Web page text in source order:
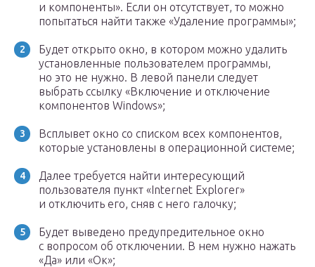
и компоненты». Если он отсутствует, то можно
попытаться найти также «Удаление программы»;
Будет открыто окно, в котором можно удалить
установленные пользователем программы,
но это не нужно. В левой панели следует
выбрать ссылку «Включение и отключение
компонентов Windows»;
Всплывет окно со списком всех компонентов,
которые установлены в операционной системе;
Далее требуется найти интересующий
пользователя пункт «Internet Explorer»
и отключить его, сняв с него галочку;
Будет выведено предупредительное окно
с вопросом об отключении. В нем нужно нажать
«Да» или «Ок»;